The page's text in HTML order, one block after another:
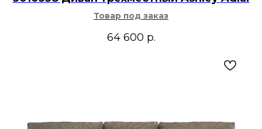
Товар под заказ
64 600 р.